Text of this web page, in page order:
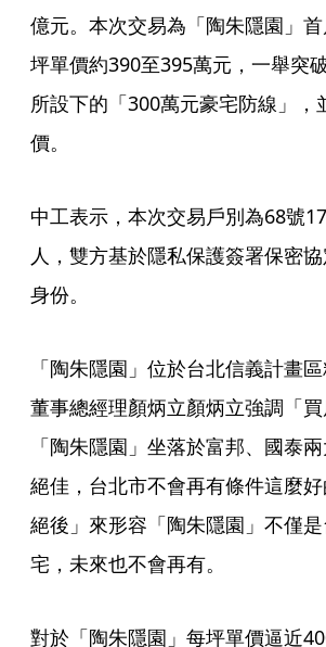
億元。本次交易為「陶朱隱園」
坪單價約390至395萬元，一舉突
所設下的「300萬元豪宅防線」，
價。
中工表示，本次交易戶別為68號
人，雙方基於隱私保護簽署保密
身份。
「陶朱隱園」位於台北信義計畫
董事總經理顏炳立顏炳立強調「買
「陶朱隱園」坐落於富邦、國泰
絕佳，台北市不會再有條件這麼
絕後」來形容「陶朱隱園」不僅
宅，未來也不會再有。
對於「陶朱隱園」每坪單價逼近